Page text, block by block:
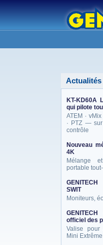
Actualités
KT-KD60A
qui pilote
ATEM ·
· PTZ —
contrôle
Nouveau
4K
Mélange
portable
SWIT
Moniteurs,
officiel des
Valise pour
Mini Extrême